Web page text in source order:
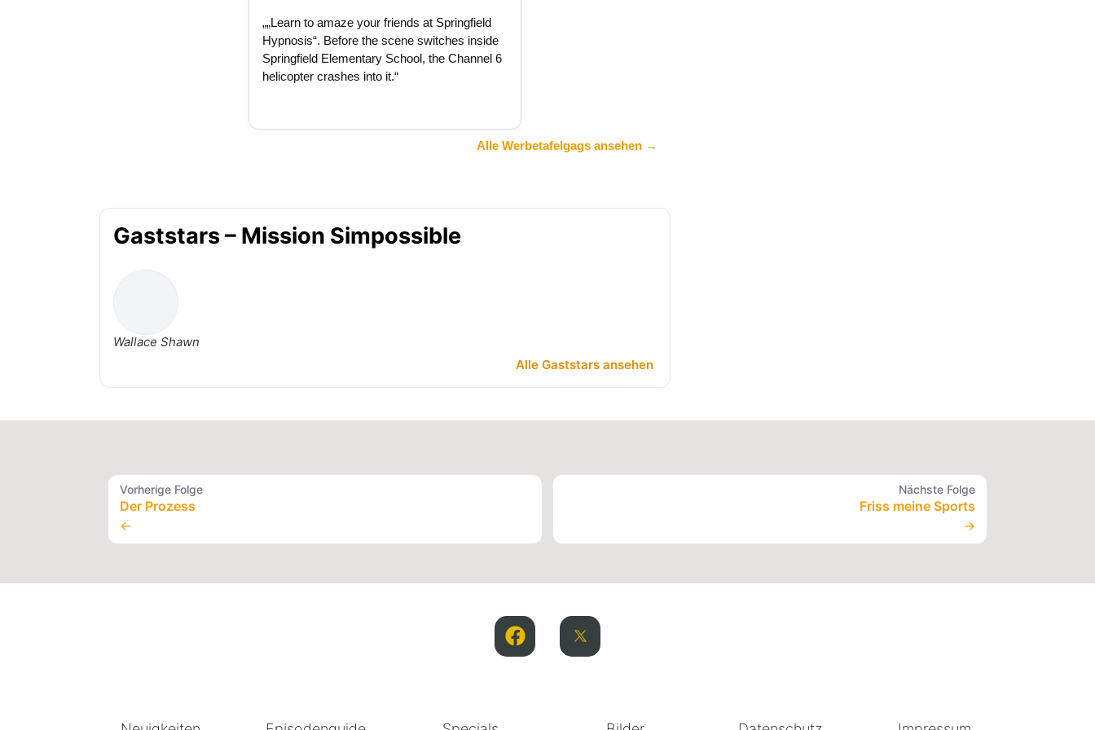
„„Learn to amaze your friends at Springfield
Hypnosis“. Before the scene switches inside
Springfield Elementary School, the Channel 6
helicopter crashes into it.“
Alle Werbetafelgags ansehen →
Gaststars – Mission Simpossible
Wallace Shawn
Alle Gaststars ansehen
Vorherige Folge
Der Prozess
←
Nächste Folge
Friss meine Sports
→